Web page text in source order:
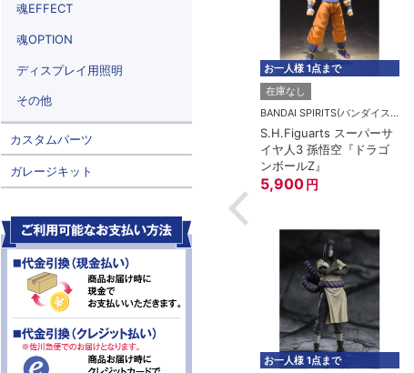
お一人様 1点まで
在庫なし
BANDAI SPIRITS(バンダイスピリッツ)
S.H.Figuarts スーパーサ
イヤ人3 孫悟空『ドラゴ
ンボールZ』
5,900 円
お一人様 1点まで
魂EFFECT
魂OPTION
ディスプレイ用照明
その他
カスタムパーツ
ガレージキット